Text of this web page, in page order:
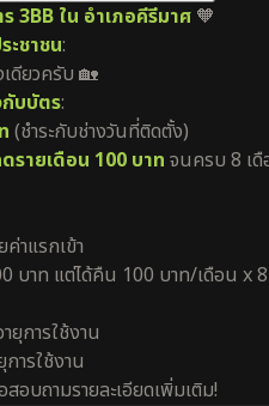
3BB ใน อำเภอคีรีมาศ 🧡
ชาชน:
ดียวครับ 🏡
บบัตร:
(ชำระกับช่างวันที่ติดตั้ง)
รายเดือน 100 บาท จนครบ 8 เ
าแรกเข้า
บาท แต่ได้คืน 100 บาท/เดือน x 8
ยุการใช้งาน
ารใช้งาน
สอบถามรายละเอียดเพิ่มเติม!